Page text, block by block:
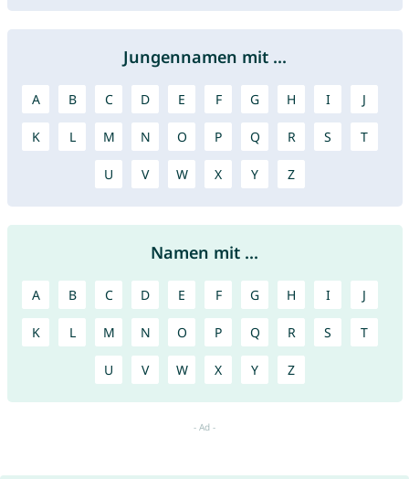
Jungennamen mit ...
A B C D E F G H I J
K L M N O P Q R S T
U V W X Y Z
Namen mit ...
A B C D E F G H I J
K L M N O P Q R S T
U V W X Y Z